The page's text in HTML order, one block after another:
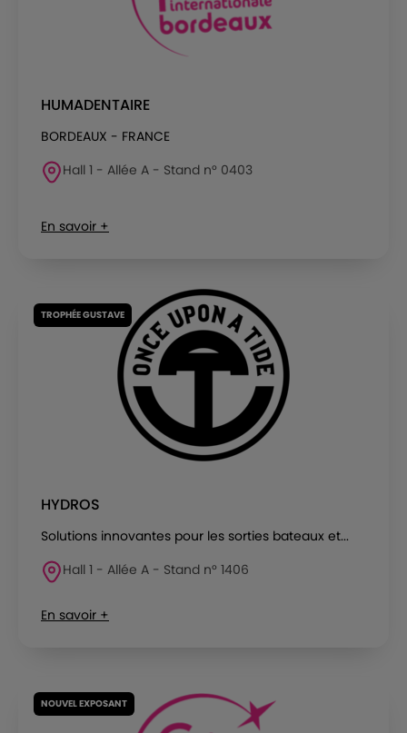
HUMADENTAIRE
BORDEAUX - FRANCE
Hall 1 - Allée A - Stand n° 0403
En savoir +
TROPHÉE GUSTAVE
HYDROS
Solutions innovantes pour les sorties bateaux et...
Hall 1 - Allée A - Stand n° 1406
En savoir +
NOUVEL EXPOSANT